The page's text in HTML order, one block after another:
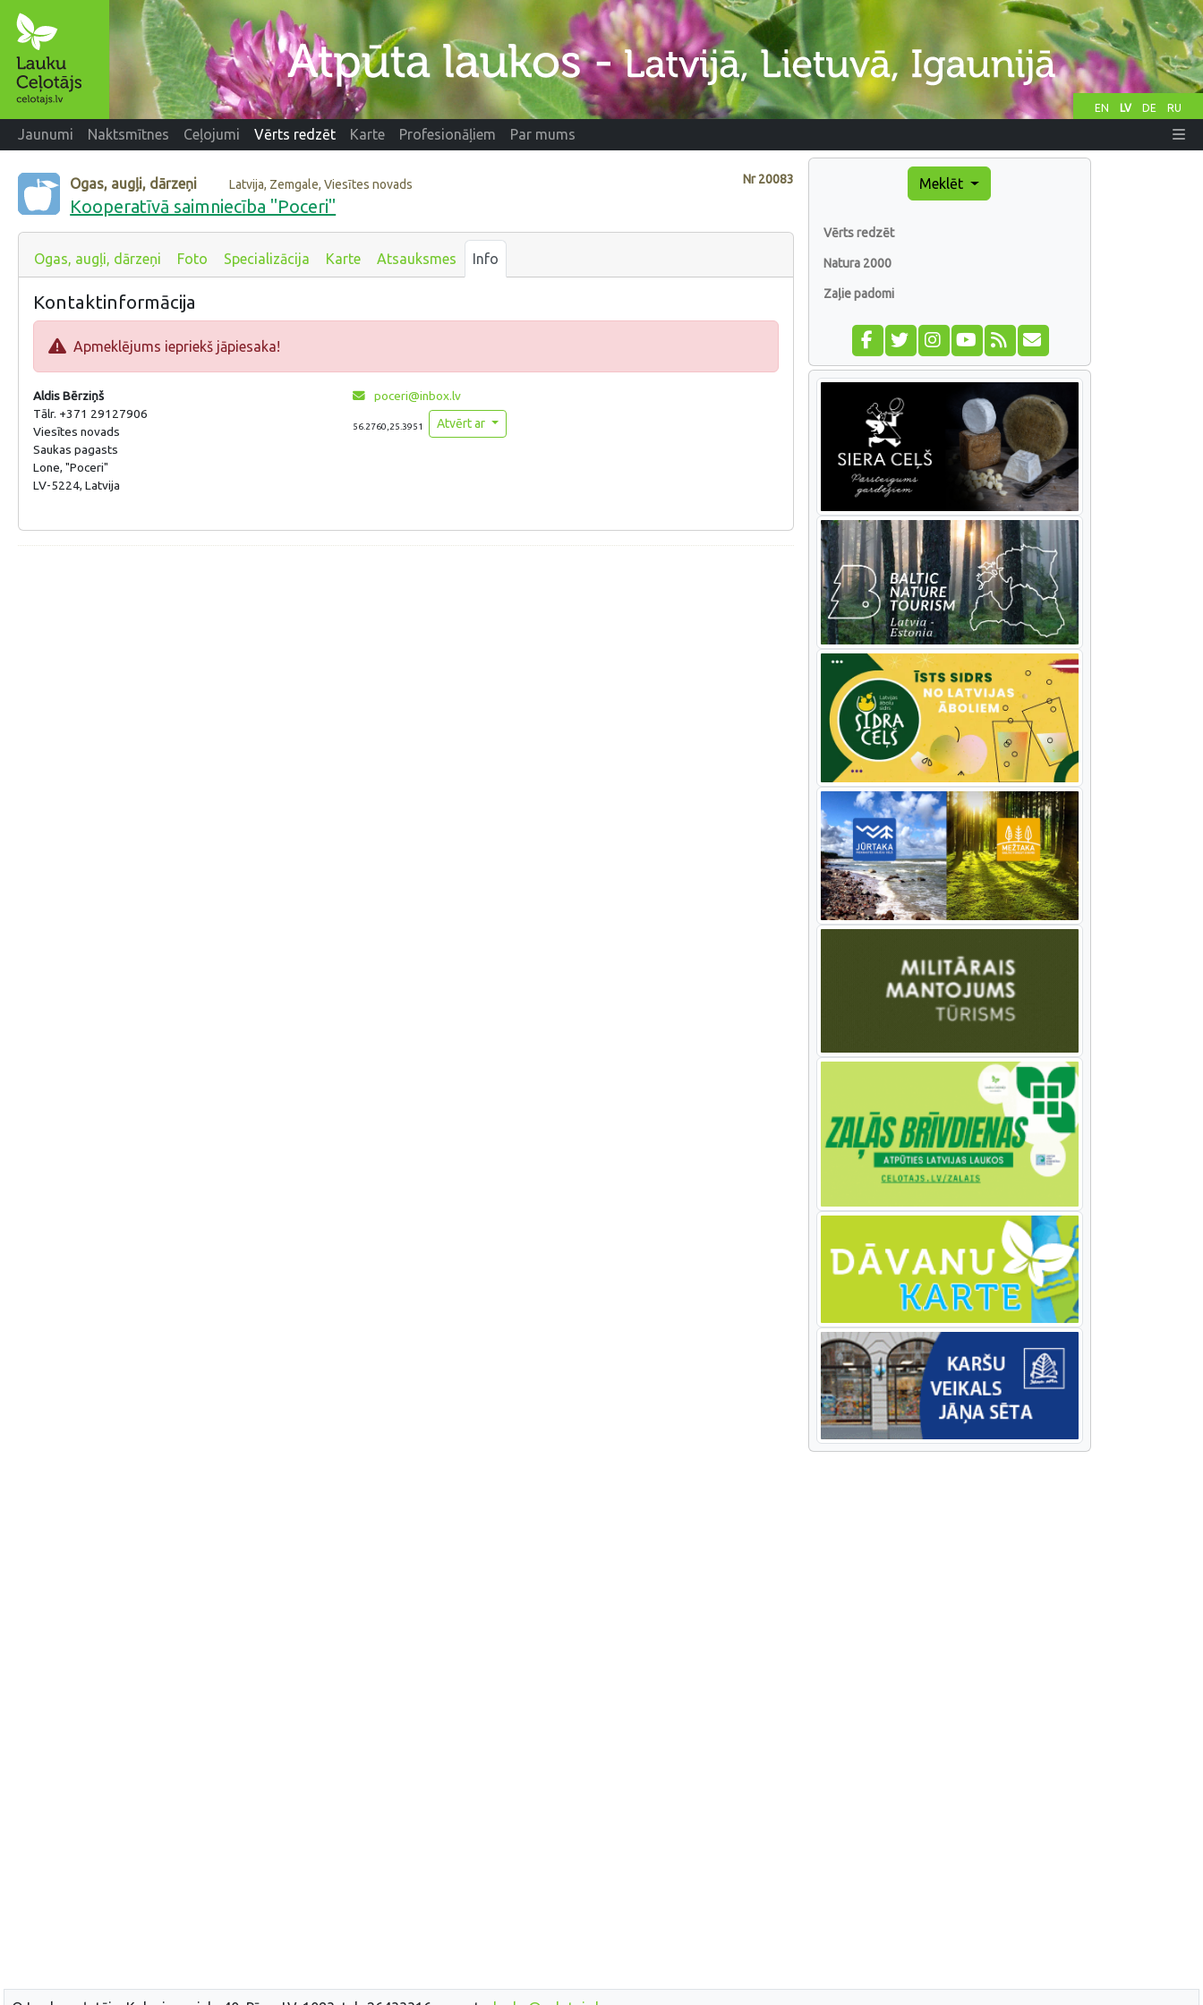
EN LV DE RU
Jaunumi Naktsmītnes Ceļojumi Vērts redzēt Karte Profesionāļiem Par mums
Nr20083
Ogas, augļi, dārzeņi Latvija, Zemgale, Viesītes novads
Kooperatīvā saimniecība "Poceri"
Ogas, augļi, dārzeņi Foto Specializācija Karte Atsauksmes Info
Kontaktinformācija
Apmeklējums iepriekš jāpiesaka!
Aldis Bērziņš
Tālr. +371 29127906
Viesītes novads
Saukas pagasts
Lone, "Poceri"
LV-5224, Latvija
poceri@inbox.lv
56.2760,25.3951 Atvērt ar
Meklēt
Vērts redzēt
Natura 2000
Zaļie padomi